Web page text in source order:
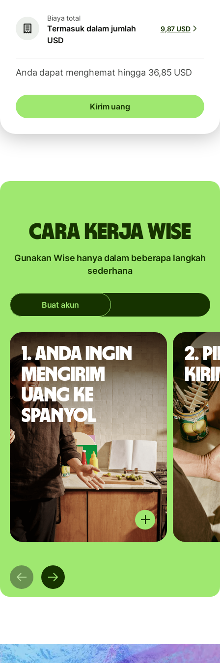
Biaya total
Termasuk dalam jumlah
USD
9,87 USD
Anda dapat menghemat hingga 36,85 USD
Kirim uang
Cara kerja Wise
Gunakan Wise hanya dalam beberapa langkah
sederhana
Buat akun
1. Anda ingin
mengirim
uang ke
Spanyol
2.